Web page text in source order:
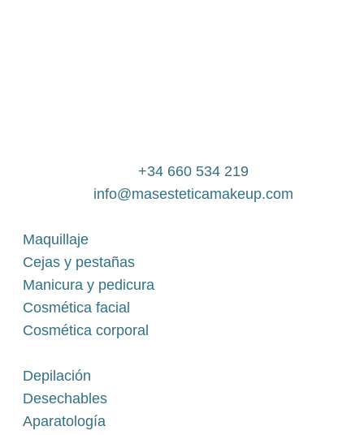
+34 660 534 219
info@masesteticamakeup.com
Maquillaje
Cejas y pestañas
Manicura y pedicura
Cosmética facial
Cosmética corporal
Depilación
Desechables
Aparatología